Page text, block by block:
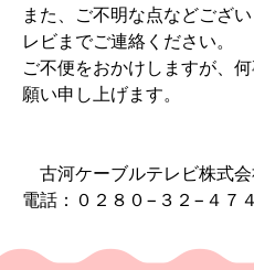
また、ご不明な点などござ
レビまでご連絡ください。
ご不便をおかけしますが、
願い申し上げます。
古河ケーブルテレビ株式
電話：０２８０−３２−４７